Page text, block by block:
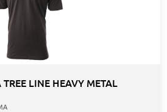
LINE HEAVY METAL